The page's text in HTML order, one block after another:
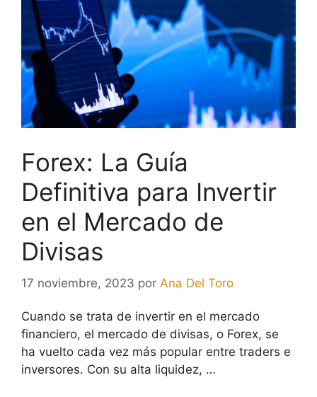
Forex: La Guía
Definitiva para Invertir
en el Mercado de
Divisas
17 noviembre, 2023 por Ana Del Toro
Cuando se trata de invertir en el mercado
financiero, el mercado de divisas, o Forex, se
ha vuelto cada vez más popular entre traders e
inversores. Con su alta liquidez, …